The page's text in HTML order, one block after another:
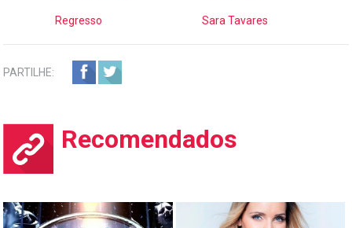
Regresso Sara Tavares
PARTILHE:
Recomendados